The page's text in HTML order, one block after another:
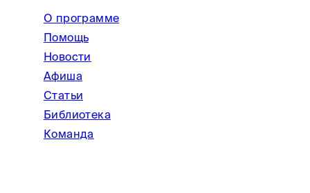
О программе
Помощь
Новости
Афиша
Статьи
Библиотека
Команда